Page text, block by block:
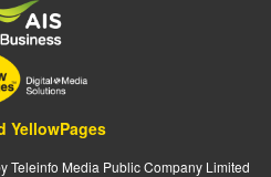
YellowPages
Teleinfo Media Public Company Limited